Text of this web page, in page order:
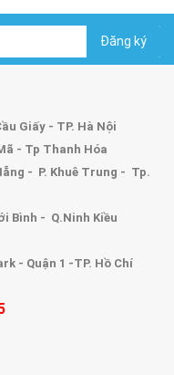
Giấy - TP. Hà Nội
- Tp Thanh Hóa
- P. Khuê Trung - Tp.
Bình - Q.Ninh Kiều
- Quận 1 -TP. Hồ Chí